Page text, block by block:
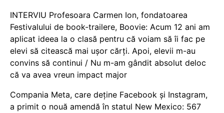
INTERVIU Profesoara Carmen Ion, fondatoarea
Festivalului de book-trailere, Boovie: Acum 12 ani am
aplicat ideea la o clasă pentru că voiam să îi fac pe
elevi să citească mai ușor cărți. Apoi, elevii m-au
convins să continui / Nu m-am gândit absolut deloc
că va avea vreun impact major
Compania Meta, care deține Facebook și Instagram,
a primit o nouă amendă în statul New Mexico: 567